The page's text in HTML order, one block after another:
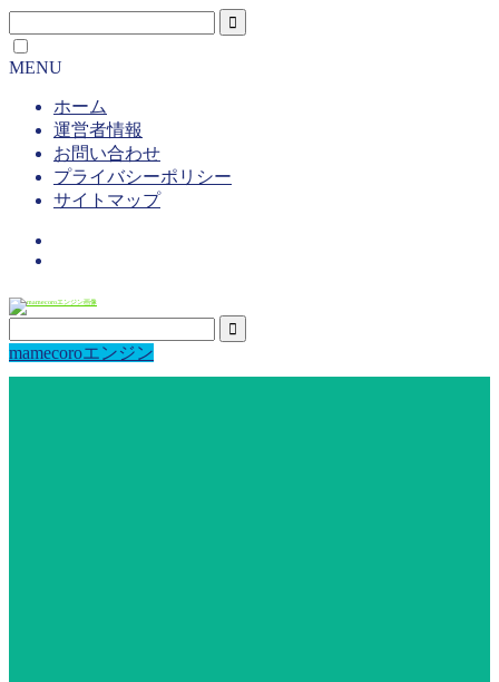
MENU
ホーム
運営者情報
お問い合わせ
プライバシーポリシー
サイトマップ
mamecoroエンジン